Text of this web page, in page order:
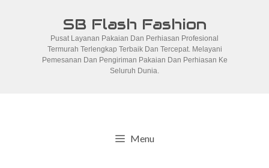
SB Flash Fashion
Pusat Layanan Pakaian Dan Perhiasan Profesional
Termurah Terlengkap Terbaik Dan Tercepat. Melayani
Pemesanan Dan Pengiriman Pakaian Dan Perhiasan Ke
Seluruh Dunia.
Menu